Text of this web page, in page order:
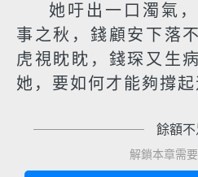
她吁出一口濁氣
事之秋，錢顧安下落
虎視眈眈，錢琛又生
她，要如何才能夠撐起
餘額不
解鎖本章需要